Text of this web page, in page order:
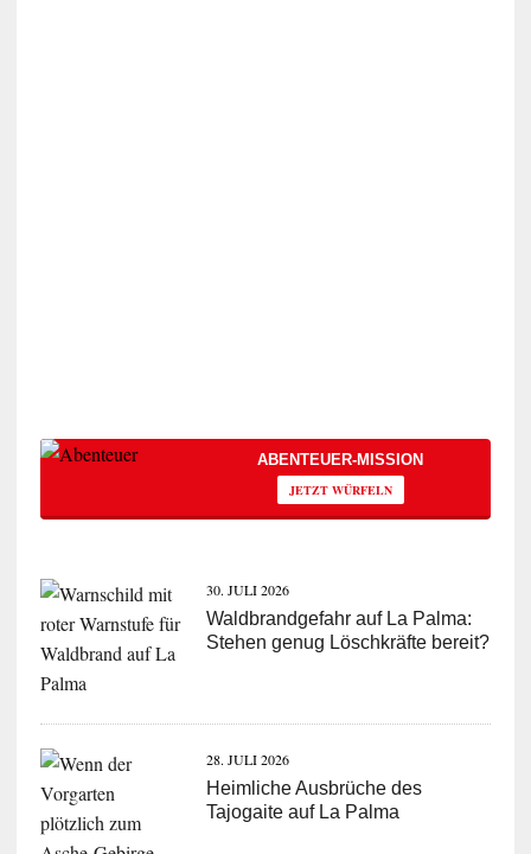
ABENTEUER-MISSION
JETZT WÜRFELN
30. JULI 2026
Waldbrandgefahr auf La Palma:
Stehen genug Löschkräfte bereit?
28. JULI 2026
Heimliche Ausbrüche des
Tajogaite auf La Palma